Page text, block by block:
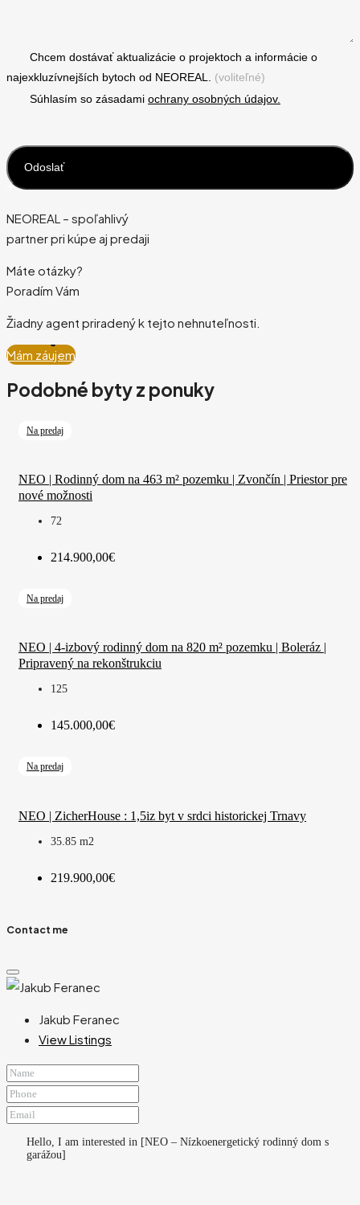
Chcem dostávať aktualizácie o projektoch a informácie o
najexkluzívnejších bytoch od NEOREAL. (voliteľné)
Súhlasím so zásadami ochrany osobných údajov.
NEOREAL – spoľahlivý
partner pri kúpe aj predaji
Máte otázky?
Poradím Vám
Žiadny agent priradený k tejto nehnuteľnosti.
Mám záujem
Podobné byty z ponuky
Na predaj
NEO | Rodinný dom na 463 m² pozemku | Zvončín | Priestor pre
nové možnosti
214.900,00€
72
Na predaj
NEO | 4-izbový rodinný dom na 820 m² pozemku | Boleráz |
Pripravený na rekonštrukciu
145.000,00€
125
Na predaj
NEO | ZicherHouse : 1,5iz byt v srdci historickej Trnavy
219.900,00€
35.85 m2
Contact me
Jakub Feranec
View Listings